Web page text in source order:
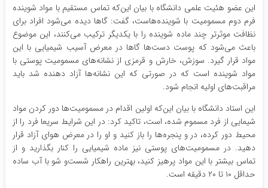
این عضو هئیت علمی دانشگاه با بیان این‌که تماس مستقیم با مواد شوینده
فرم دوم مسمومیت با شوینده‌هاست، گفت: گاها دیده می‌شود افراد برای
نظافت موثرتر چند ماده شوینده را با یکدیگر ترکیب می‌کنند، این موضوع
باعث می‌شود که پوست دست‌ها گاها در معرض آسیب شیمیایی با این
مواد قرار گیرد. سوزش، خارش و قرمزی از نشانه‌های مسمومیت پوستی با
مواد شوینده است که در صورتی که این نشانه‎‌ها آزاد دهنده شد باید
مراقبت‌های اولیه انجام شود.
این استاد دانشگاه با بیان این‌که اولین اقدام در مسمومیت‌ها دور کردن مواد
شیمایی از فرد مسموم شده، است، تاکید کرد: در این شرایط سریعا فرد را از
محیط دور کرده، در و پنجره‌ها را باز کنید و او را در معرض هوای آزاد قرار
دهید. در مسمومیت‌های پوستی نیز ماده شیمیایی را کنار بگذارید و از
تماس بیشتر با این مواد پرهیز کنید، بهترین راهکار شست‌و شو با آب ساده
حداقل ۱۰ تا ۲۰ دقیقه است.